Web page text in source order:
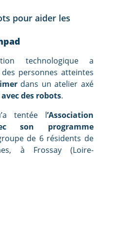
pour aider les
technologique a
personnes atteintes
dans un atelier axé
des robots.
tentée l’Association
son programme
de 6 résidents de
à Frossay (Loire-